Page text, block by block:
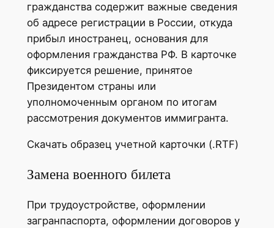
гражданства содержит важные сведения
об адресе регистрации в России, откуда
прибыл иностранец, основания для
оформления гражданства РФ. В карточке
фиксируется решение, принятое
Президентом страны или
уполномоченным органом по итогам
рассмотрения документов иммигранта.
Скачать образец учетной карточки (.RTF)
Замена военного билета
При трудоустройстве, оформлении
загранпаспорта, оформлении договоров у